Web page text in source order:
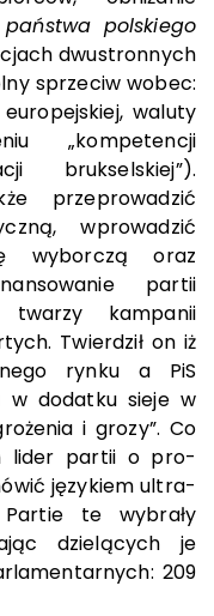
polskiego
dwustronnych
sprzeciw wobec:
waluty
„kompetencji
brukselskiej”).
przeprowadzić
wprowadzić
wyborczą oraz
partii
kampanii
Twierdził on iż
rynku a PiS
w dodatku sieje w
i grozy”. Co
lider partii o pro-
językiem ultra-
Partie te wybrały
dzielących je
209